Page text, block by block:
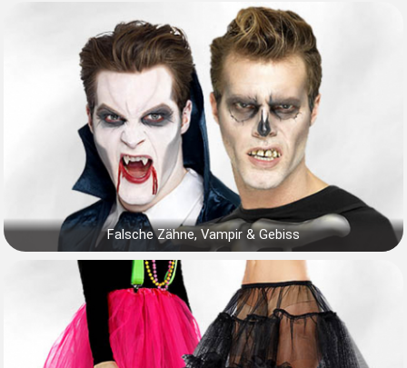
Falsche Zähne, Vampir & Gebiss